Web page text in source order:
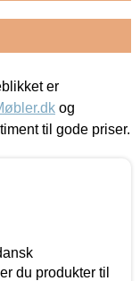
er
og
til gode priser.
du produkter til